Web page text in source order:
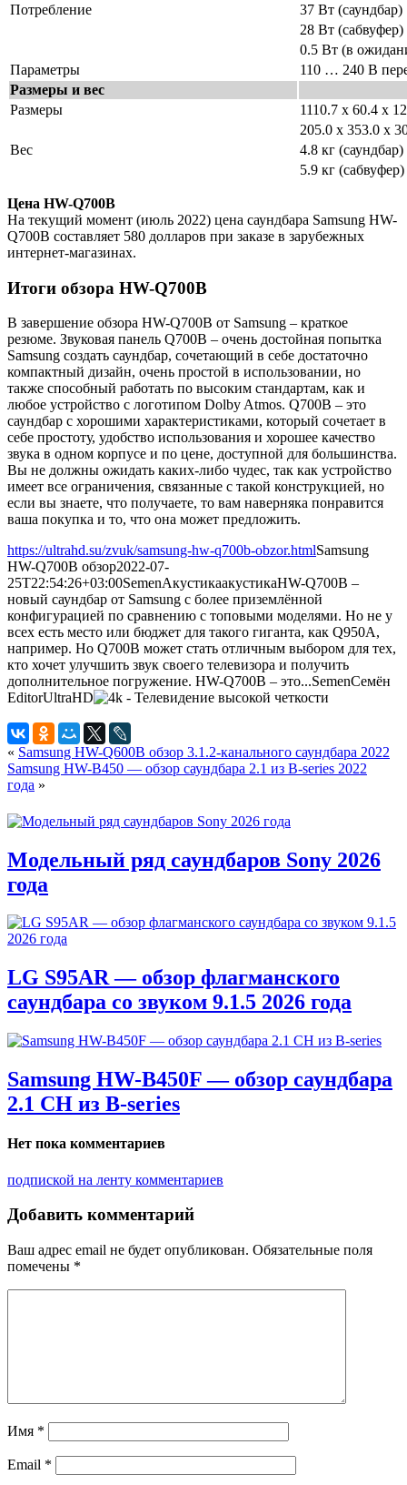
Потребление
37 Вт (саундбар)
28 Вт (сабвуфер)
0.5 Вт (в
Параметры
110 … 240 В
Размеры и вес
Размеры
1110.7 x 60.4 x
205.0 x 353.0 x
Вес
4.8 кг (саундбар)
5.9 кг (сабвуфер)
Цена HW-Q700B
На текущий момент (июль 2022) цена саундбара Samsung HW-
Q700B составляет 580 долларов при заказе в зарубежных
интернет-магазинах.
Итоги обзора HW-Q700B
В завершение обзора HW-Q700B от Samsung – краткое
резюме. Звуковая панель Q700B – очень достойная попытка
Samsung создать саундбар, сочетающий в себе достаточно
компактный дизайн, очень простой в использовании, но
также способный работать по высоким стандартам, как и
любое устройство с логотипом Dolby Atmos. Q700B – это
саундбар с хорошими характеристиками, который сочетает в
себе простоту, удобство использования и хорошее качество
звука в одном корпусе и по цене, доступной для большинства.
Вы не должны ожидать каких-либо чудес, так как устройство
имеет все ограничения, связанные с такой конструкцией, но
если вы знаете, что получаете, то вам наверняка понравится
ваша покупка и то, что она может предложить.
https://ultrahd.su/zvuk/samsung-hw-q700b-obzor.htmlSamsung
HW-Q700B обзор2022-07-
25T22:54:26+03:00SemenАкустикаакустикаHW-Q700B –
новый саундбар от Samsung с более приземлённой
конфигурацией по сравнению с топовыми моделями. Но не у
всех есть место или бюджет для такого гиганта, как Q950A,
например. Но Q700B может стать отличным выбором для тех,
кто хочет улучшить звук своего телевизора и получить
дополнительное погружение. HW-Q700B – это...SemenСемён
EditorUltraHD
« Samsung HW-Q600B обзор 3.1.2-канального саундбара 2022
Samsung HW-B450 — обзор саундбара 2.1 из B-series 2022
года »
Модельный ряд саундбаров Sony 2026
года
LG S95AR — обзор флагманского
саундбара со звуком 9.1.5 2026 года
Samsung HW-B450F — обзор саундбара
2.1 CH из B-series
Нет пока комментариев
подпиской на ленту комментариев
Добавить комментарий
Ваш адрес email не будет опубликован. Обязательные поля
помечены *
Имя *
Email *